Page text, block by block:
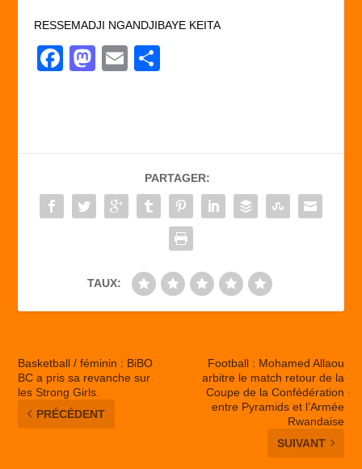
RESSEMADJI NGANDJIBAYE KEITA
F
b
o
o
M
d
o
n
E
er
PARTAGER:
TAUX:
Basketball / féminin : BiBO
BC a pris sa revanche sur
les Strong Girls.
PRÉCÉDENT
Football : Mohamed Allaou
arbitre le match retour de la
Coupe de la Confédération
entre Pyramids et l’Armée
Rwandaise
SUIVANT